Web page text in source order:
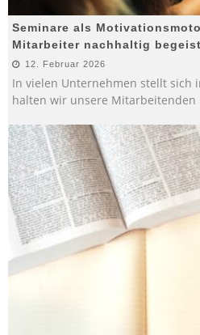
Seminare als
Mitarbeiter nachhaltig
12. Februar 2026
In vielen Unternehmen stellt sich
halten wir unsere